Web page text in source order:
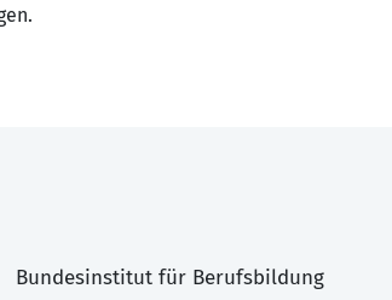
Bundesinstitut für Berufsbildung